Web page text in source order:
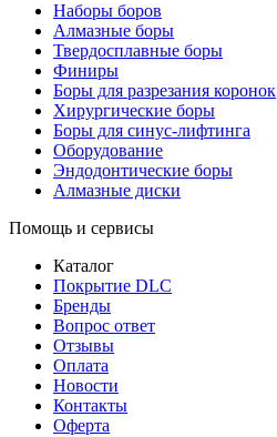
Наборы боров
Алмазные боры
Твердосплавные боры
Финиры
Боры для разрезания коронок
Хирургические боры
Боры для синус-лифтинга
Оборудование
Эндодонтические боры
Алмазные диски
Помощь и сервисы
Каталог
Покрытие DLC
Бренды
Вопрос ответ
Отзывы
Оплата
Новости
Контакты
Оферта